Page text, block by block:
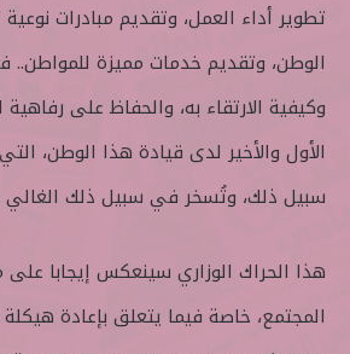
تطوير أداء العمل، وتقديم مبادرات
الوطن، وتقديم خدمات مميزة
وكيفية الارتقاء به، والحفاظ على
الأول والأخير لدى قيادة هذا الوطن،
سبيل ذلك، وتُسخر في سبيل ذلك الغالي
هذا الحراك الوزاري سينعكس إيجابا
المجتمع، خاصة فيما يتعلق بإعادة هيكلة